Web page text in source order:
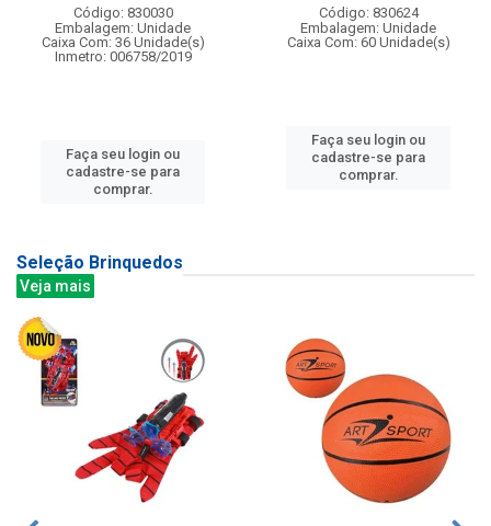
Código: 830030
Embalagem: Unidade
Caixa Com: 36 Unidade(s)
Inmetro: 006758/2019
Faça seu login ou
cadastre-se para
comprar.
Código: 830624
Embalagem: Unidade
Caixa Com: 60 Unidade(s)
Faça seu login ou
cadastre-se para
comprar.
Seleção Brinquedos
Veja mais